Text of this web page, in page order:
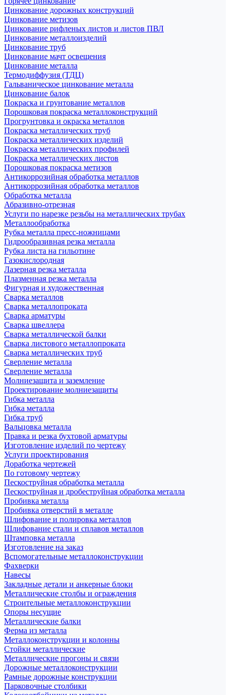
Цинкование дорожных конструкций
Цинкование метизов
Цинкование рифленых листов и листов ПВЛ
Цинкование металлоизделий
Цинкование труб
Цинкование мачт освещения
Цинкование металла
Термодиффузия (ТДЦ)
Гальваническое цинкование металла
Цинкование балок
Покраска и грунтование металлов
Порошковая покраска металлоконструкций
Прогрунтовка и окраска металлов
Покраска металлических труб
Покраска металлических изделий
Покраска металлических профилей
Покраска металлических листов
Порошковая покраска метизов
Антикоррозийная обработка металлов
Антикоррозийная обработка металлов
Обработка металла
Абразивно-отрезная
Услуги по нарезке резьбы на металлических трубах
Металлообработка
Рубка металла пресс-ножницами
Гидрообразивная резка металла
Рубка листа на гильотине
Газокислородная
Лазерная резка металла
Плазменная резка металла
Фигурная и художественная
Сварка металлов
Сварка металлопроката
Сварка арматуры
Сварка швеллера
Сварка металлической балки
Сварка листового металлопроката
Сварка металлических труб
Сверление металла
Сверление металла
Молниезащита и заземление
Проектирование молниезащиты
Гибка металла
Гибка металла
Гибка труб
Вальцовка металла
Правка и резка бухтовой арматуры
Изготовление изделий по чертежу
Услуги проектирования
Доработка чертежей
По готовому чертежу
Пескоструйная обработка металла
Пескоструйная и дробеструйная обработка металла
Пробивка металла
Пробивка отверстий в металле
Шлифование и полировка металлов
Шлифование стали и сплавов металлов
Штамповка металла
Изготовление на заказ
Вспомогательные металлоконструкции
Фахверки
Навесы
Закладные детали и анкерные блоки
Металлические столбы и ограждения
Строительные металлоконструкции
Опоры несущие
Металлические балки
Ферма из металла
Металлоконструкции и колонны
Стойки металлические
Металлические прогоны и связи
Дорожные металлоконструкции
Рамные дорожные конструкции
Парковочные столбики